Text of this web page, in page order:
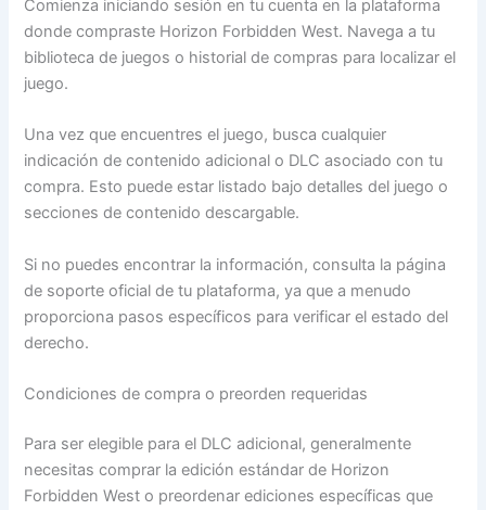
Comienza iniciando sesión en tu cuenta en la plataforma
donde compraste Horizon Forbidden West. Navega a tu
biblioteca de juegos o historial de compras para localizar el
juego.
Una vez que encuentres el juego, busca cualquier
indicación de contenido adicional o DLC asociado con tu
compra. Esto puede estar listado bajo detalles del juego o
secciones de contenido descargable.
Si no puedes encontrar la información, consulta la página
de soporte oficial de tu plataforma, ya que a menudo
proporciona pasos específicos para verificar el estado del
derecho.
Condiciones de compra o preorden requeridas
Para ser elegible para el DLC adicional, generalmente
necesitas comprar la edición estándar de Horizon
Forbidden West o preordenar ediciones específicas que